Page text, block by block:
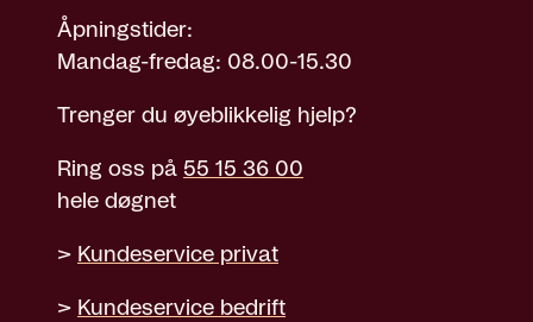
Åpningstider:
Mandag-fredag: 08.00-15.30
Trenger du øyeblikkelig hjelp?
Ring oss på 55 15 36 00
hele døgnet
> Kundeservice privat
> Kundeservice bedrift